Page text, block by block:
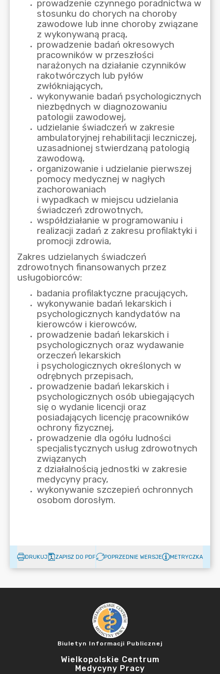
DRUKUJ ZAPISZ DO PDF POPRZEDNIE WERSJE METRYCZKA
Biuletyn Informacji Publicznej
Wielkopolskie Centrum
Medycyny Pracy